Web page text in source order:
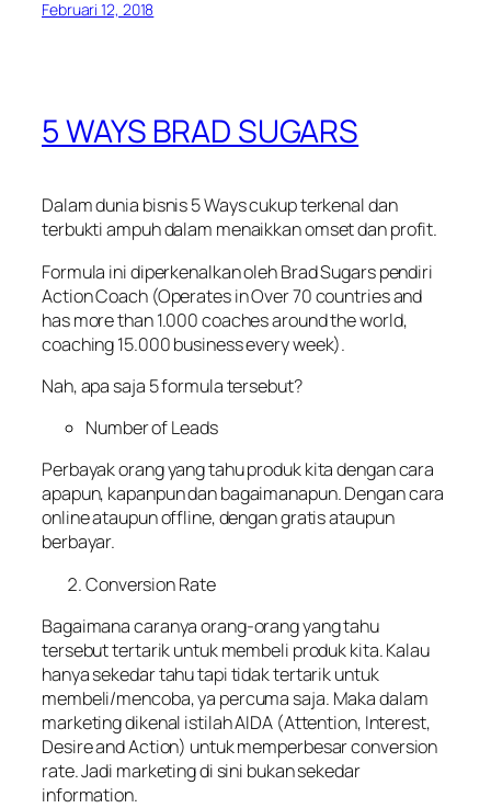
Februari 12, 2018
5 WAYS BRAD SUGARS
Dalam dunia bisnis 5 Ways cukup terkenal dan
terbukti ampuh dalam menaikkan omset dan profit.
Formula ini diperkenalkan oleh Brad Sugars pendiri
Action Coach (Operates in Over 70 countries and
has more than 1.000 coaches around the world,
coaching 15.000 business every week).
Nah, apa saja 5 formula tersebut?
Number of Leads
Perbayak orang yang tahu produk kita dengan cara
apapun, kapanpun dan bagaimanapun. Dengan cara
online ataupun offline, dengan gratis ataupun
berbayar.
Conversion Rate
Bagaimana caranya orang-orang yang tahu
tersebut tertarik untuk membeli produk kita. Kalau
hanya sekedar tahu tapi tidak tertarik untuk
membeli/mencoba, ya percuma saja. Maka dalam
marketing dikenal istilah AIDA (Attention, Interest,
Desire and Action) untuk memperbesar conversion
rate. Jadi marketing di sini bukan sekedar
information.